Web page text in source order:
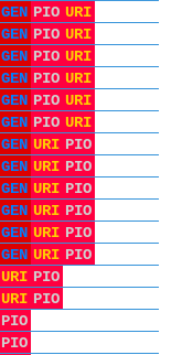
GEN PIO URI
GEN PIO URI
GEN PIO URI
GEN PIO URI
GEN PIO URI
GEN PIO URI
GEN URI PIO
GEN URI PIO
GEN URI PIO
GEN URI PIO
GEN URI PIO
GEN URI PIO
URI PIO
URI PIO
PIO
PIO